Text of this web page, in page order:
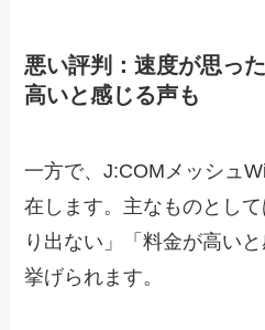
悪い評判：速度が思っ
高いと感じる声も
一方で、J:COMメッシュ
在します。主なものとし
り出ない」「料金が高い
挙げられます。